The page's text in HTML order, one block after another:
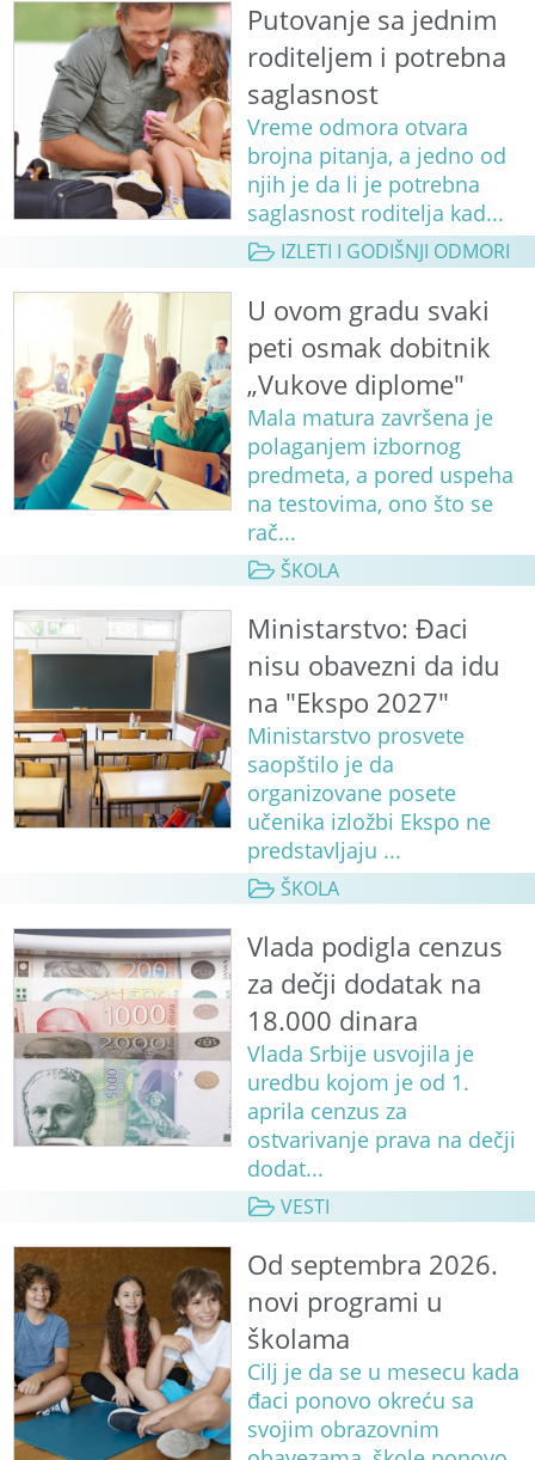
Putovanje sa jednim
roditeljem i potrebna
saglasnost
Vreme odmora otvara
brojna pitanja, a jedno od
njih je da li je potrebna
saglasnost roditelja kad...
IZLETI I GODIŠNJI ODMORI
U ovom gradu svaki
peti osmak dobitnik
„Vukove diplome"
Mala matura završena je
polaganjem izbornog
predmeta, a pored uspeha
na testovima, ono što se
rač...
ŠKOLA
Ministarstvo: Đaci
nisu obavezni da idu
na "Ekspo 2027"
Ministarstvo prosvete
saopštilo je da
organizovane posete
učenika izložbi Ekspo ne
predstavljaju ...
ŠKOLA
Vlada podigla cenzus
za dečji dodatak na
18.000 dinara
Vlada Srbije usvojila je
uredbu kojom je od 1.
aprila cenzus za
ostvarivanje prava na dečji
dodat...
VESTI
Od septembra 2026.
novi programi u
školama
Cilj je da se u mesecu kada
đaci ponovo okreću sa
svojim obrazovnim